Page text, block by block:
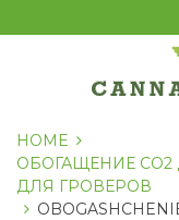
к
HOME
ОБОГАЩЕНИЕ
ДЛЯ ГРОВЕРОВ